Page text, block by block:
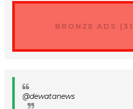
BRONZE ADS
@dewatanews